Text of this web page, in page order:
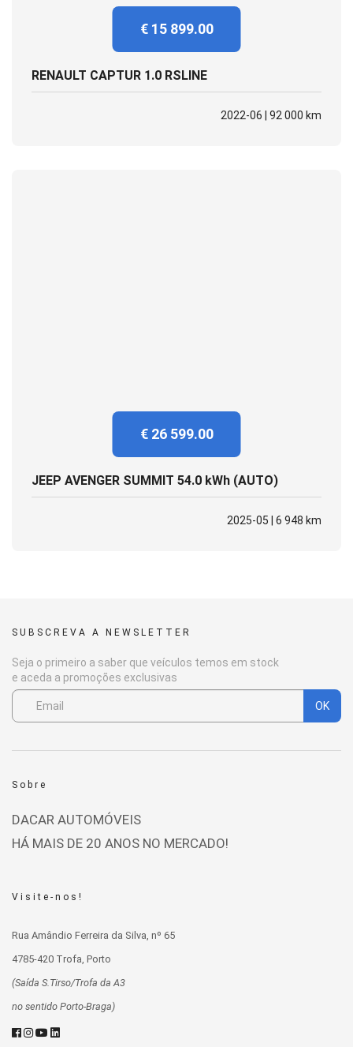
€ 15 899.00
RENAULT CAPTUR 1.0 RSLINE
2022-06 | 92 000 km
€ 26 599.00
JEEP AVENGER SUMMIT 54.0 kWh (AUTO)
2025-05 | 6 948 km
SUBSCREVA A NEWSLETTER
Seja o primeiro a saber que veículos temos em stock
e aceda a promoções exclusivas
OK
Sobre
DACAR AUTOMÓVEIS
HÁ MAIS DE 20 ANOS NO MERCADO!
Visite-nos!
Rua Amândio Ferreira da Silva, nº 65
4785-420 Trofa, Porto
(Saída S.Tirso/Trofa da A3
no sentido Porto-Braga)